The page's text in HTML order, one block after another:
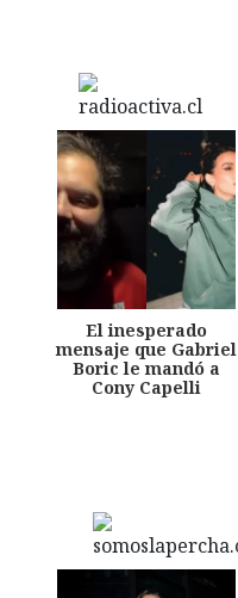
El inesperado
mensaje que Gabriel
Boric le mandó a
Cony Capelli